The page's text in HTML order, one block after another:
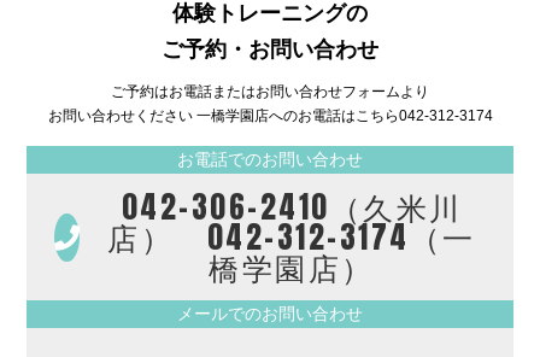
体験トレーニングの
ご予約・お問い合わせ
ご予約はお電話またはお問い合わせフォームより
お問い合わせください 一橋学園店へのお電話はこちら042-312-3174
お電話でのお問い合わせ
042-306-2410（久米川
店） 042-312-3174（一
橋学園店）
メールでのお問い合わせ